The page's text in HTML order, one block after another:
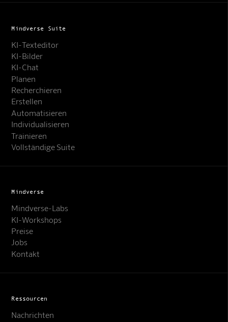
Mindverse Suite
KI-Texteditor
KI-Bilder
KI-Chat
Planen
Recherchieren
Erstellen
Automatisieren
Individualisieren
Trainieren
Vollständige Suite
Mindverse
Mindverse-Labs
KI-Workshops
Preise
Jobs
Kontakt
Ressourcen
Nachrichten